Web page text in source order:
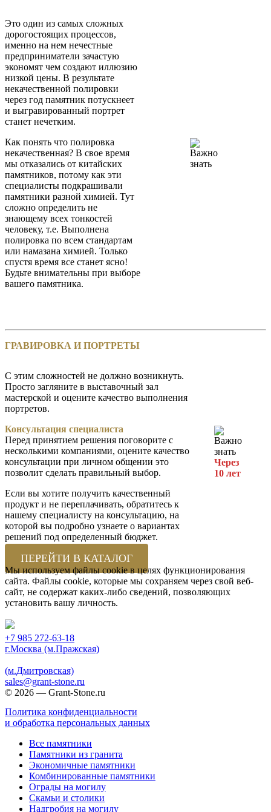
Это один из самых сложных
дорогостоящих процессов,
именно на нем нечестные
предприниматели зачастую
экономят чем создают иллюзию
низкой цены. В результате
некачественной полировки
через год памятник потускнеет
и выгравированный портрет
станет нечетким.
Как понять что полировка
некачественная? В свое время
мы отказались от китайских
памятников, потому как эти
специалисты подкрашивали
памятники разной химией. Тут
сложно определить не
знающему всех тонкостей
человеку, т.е. Выполнена
полировка по всем стандартам
или намазана химией. Только
спустя время все станет ясно!
Будьте внимательны при выборе
вашего памятника.
ГРАВИРОВКА И ПОРТРЕТЫ
С этим сложностей не должно возникнуть.
Просто загляните в выставочный зал
мастерской и оцените качество выполнения
портретов.
Консультация специалиста
Перед принятием решения поговорите с
несколькими компаниями, оцените качество
консультации при личном общении это
позволит сделать правильный выбор.
Если вы хотите получить качественный
продукт и не переплачивать, обратитесь к
нашему специалисту на консультацию, на
которой вы подробно узнаете о вариантах
решений под определенный бюджет.
ПЕРЕЙТИ В КАТАЛОГ
Через
10 лет
Мы используем файлы cookie в целях функционирования
сайта. Файлы cookie, которые мы сохраняем через свой веб-
сайт, не содержат каких-либо сведений, позволяющих
установить вашу личность.
+7 985 272-63-18
г.Москва (м.Пражская)
(м.Дмитровская)
sales@grant-stone.ru
© 2026 — Grant-Stone.ru
Политика конфиденциальности
и обработка персональных данных
Все памятники
Памятники из гранита
Экономичные памятники
Комбинированные памятники
Ограды на могилу
Cкамьи и столики
Надгробия на могилу